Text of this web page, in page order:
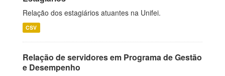
Relação dos estagiários atuantes na Unifei.
CSV
Relação de servidores em Programa de Gestão
e Desempenho